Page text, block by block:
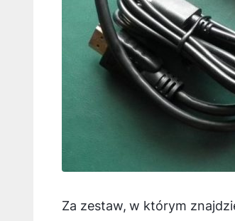
Za zestaw, w którym